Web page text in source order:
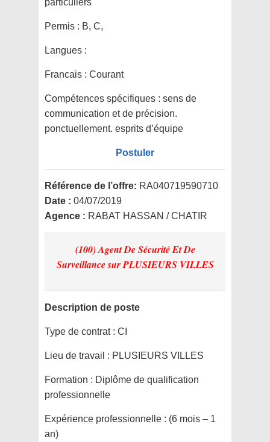
particuliers
Permis : B, C,
Langues :
Francais : Courant
Compétences spécifiques : sens de
communication et de précision.
ponctuellement. esprits d’équipe
Postuler
Référence de l’offre: RA040719590710
Date : 04/07/2019
Agence : RABAT HASSAN / CHATIR
(100) Agent De Sécurité Et De
Surveillancesur PLUSIEURS VILLES
Description de poste
Type de contrat : CI
Lieu de travail : PLUSIEURS VILLES
Formation : Diplôme de qualification
professionnelle
Expérience professionnelle : (6 mois – 1
an)